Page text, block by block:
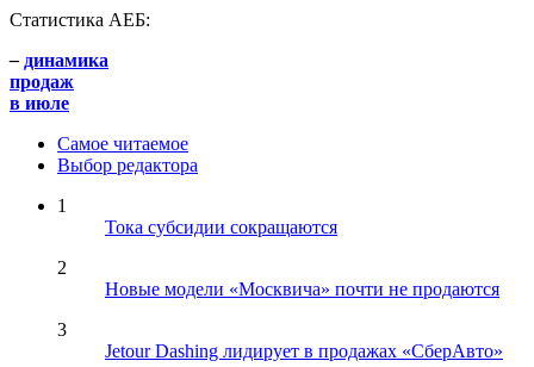
Статистика АЕБ:
– динамика
продаж
в июле
Самое читаемое
Выбор редактора
1
Тока субсидии сокращаются
2
Новые модели «Москвича» почти не продаются
3
Jetour Dashing лидирует в продажах «СберАвто»